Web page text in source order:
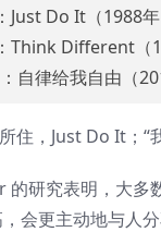
Just Do It（1988年
Think Different（
自律给我自由（
住，Just Do It；
的研究表明，大多
会更主动地与人分